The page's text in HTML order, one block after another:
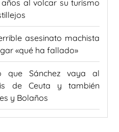
al volcar su turismo
asesinato machista
«qué ha fallado»
que Sánchez vaya al
de Ceuta y también
y Bolaños